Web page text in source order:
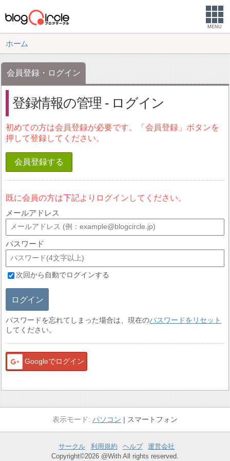
MENU
ホーム
会員登録・ログイン
登録情報の管理 - ログイン
初めての方は会員登録が必要です。「会員登録」ボタンを
押して登録してください。
会員登録する
既に会員の方は下記よりログインしてください。
メールアドレス
パスワード
次回から自動でログインする
ログイン
パスワードを忘れてしまった場合は、現在のパスワードをリセット
してください。
Googleでログイン
パソコン スマートフォン
サークル 利用規約 ヘルプ
運営会社
Copyright©2026 @With All rights reserved.